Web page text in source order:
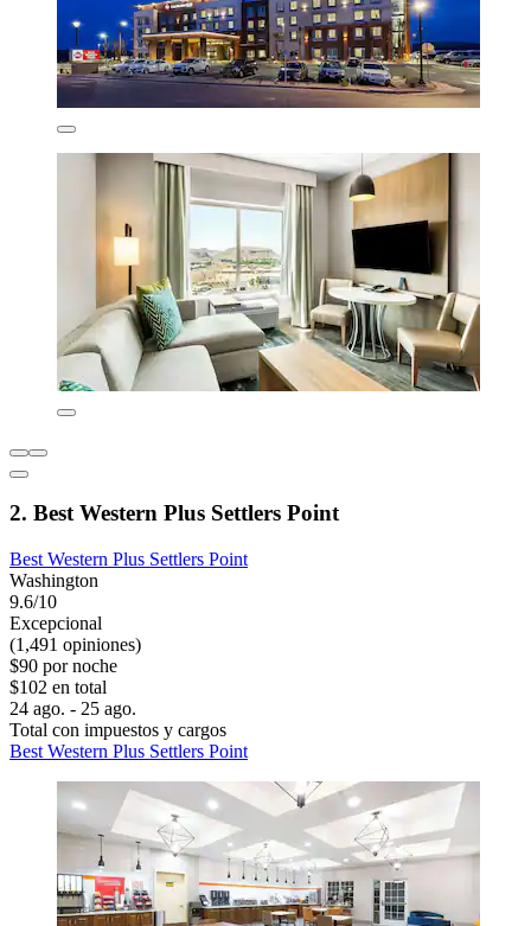
2. Best Western Plus Settlers Point
Best Western Plus Settlers Point
Washington
9.6/10
Excepcional
(1,491 opiniones)
$90 por noche
$102 en total
24 ago. - 25 ago.
Total con impuestos y cargos
Best Western Plus Settlers Point